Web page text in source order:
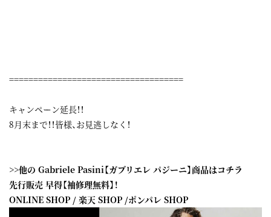
====================================
キャンペーン延長！！
8月末まで！！皆様、お見逃しなく！
>>他の Gabriele Pasini【ガブリエレ パジーニ】商品はコチラ
先行販売 早得【袖修理無料】！
ONLINE SHOP / 楽天 SHOP /ポンパレ SHOP